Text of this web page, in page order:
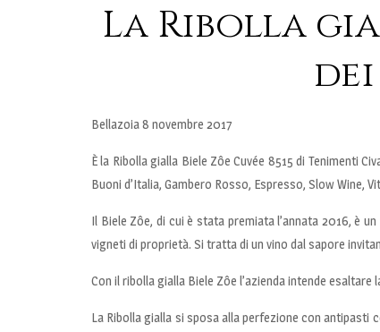
La Ribolla
Bellazoia 8 novembre 2017
È la Ribolla gialla Biele Zôe Cuvée 8515 di Tenimenti
Buoni d’Italia, Gambero Rosso, Espresso, Slow Wine,
Il Biele Zôe, di cui è stata premiata l’annata 2016, è
vigneti di proprietà. Si tratta di un vino dal sapore
Con il ribolla gialla Biele Zôe l’azienda intende esaltare
La Ribolla gialla si sposa alla perfezione con antipasti